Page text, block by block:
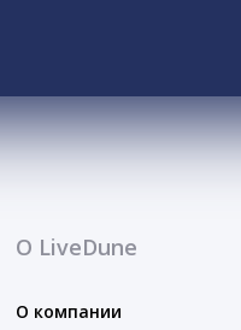
О LiveDune
О компании